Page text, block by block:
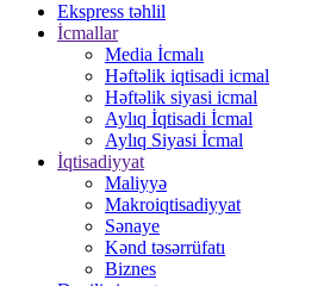
Ekspress təhlil
İcmallar
Media İcmalı
Həftəlik iqtisadi icmal
Həftəlik siyasi icmal
Aylıq İqtisadi İcmal
Aylıq Siyasi İcmal
İqtisadiyyat
Maliyyə
Makroiqtisadiyyat
Sənaye
Kənd təsərrüfatı
Biznes